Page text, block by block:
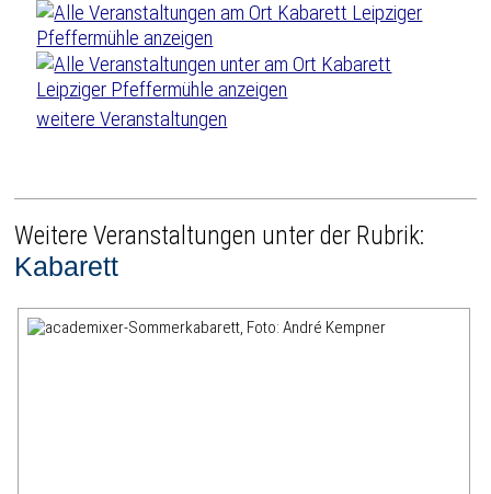
weitere Veranstaltungen
Weitere Veranstaltungen unter der Rubrik:
Kabarett